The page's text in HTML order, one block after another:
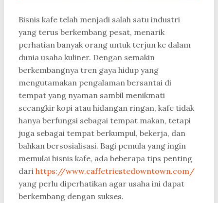
Bisnis kafe telah menjadi salah satu industri
yang terus berkembang pesat, menarik
perhatian banyak orang untuk terjun ke dalam
dunia usaha kuliner. Dengan semakin
berkembangnya tren gaya hidup yang
mengutamakan pengalaman bersantai di
tempat yang nyaman sambil menikmati
secangkir kopi atau hidangan ringan, kafe tidak
hanya berfungsi sebagai tempat makan, tetapi
juga sebagai tempat berkumpul, bekerja, dan
bahkan bersosialisasi. Bagi pemula yang ingin
memulai bisnis kafe, ada beberapa tips penting
dari https://www.caffetriestedowntown.com/
yang perlu diperhatikan agar usaha ini dapat
berkembang dengan sukses.